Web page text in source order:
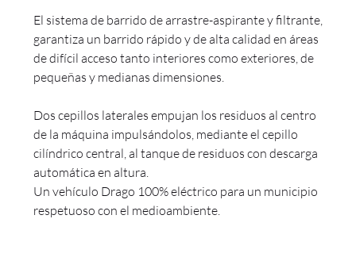
El sistema de barrido de arrastre-aspirante y filtrante,
garantiza un barrido rápido y de alta calidad en áreas
de difícil acceso tanto interiores como exteriores, de
pequeñas y medianas dimensiones.
Dos cepillos laterales empujan los residuos al centro
de la máquina impulsándolos, mediante el cepillo
cilíndrico central, al tanque de residuos con descarga
automática en altura.
Un vehículo Drago 100% eléctrico para un municipio
respetuoso con el medioambiente.